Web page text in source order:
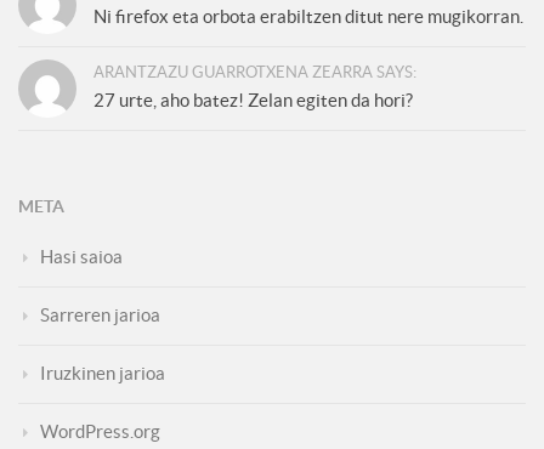
Ni firefox eta orbota erabiltzen ditut nere mugikorran.
ARANTZAZU GUARROTXENA ZEARRA SAYS:
27 urte, aho batez! Zelan egiten da hori?
META
Hasi saioa
Sarreren jarioa
Iruzkinen jarioa
WordPress.org